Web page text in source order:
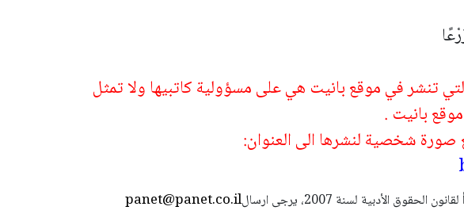
تنشر في موقع بانيت هي على مسؤولية كاتبيها ولا تمثل
بانيت .
صورة شخصية لنشرها الى العنوان:
panet@panet.co.ilاستعمال المضامين بموجب بند 27 أ لقانون الحقوق الأدبية لسنة 2007، يرجى ارسال